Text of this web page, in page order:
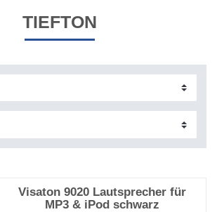
TIEFTON
Visaton 9020 Lautsprecher für
MP3 & iPod schwarz